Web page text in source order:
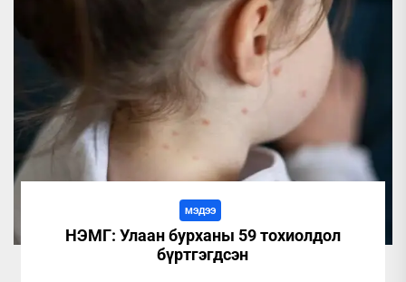
МЭДЭЭ
НЭМГ: Улаан бурханы 59 тохиолдол
бүртгэгдсэн